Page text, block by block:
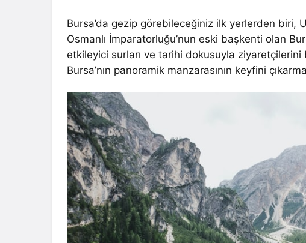
Bursa’da gezip görebileceğiniz ilk yerlerden biri,
Osmanlı İmparatorluğu’nun eski başkenti olan
etkileyici surları ve tarihi dokusuyla ziyaretçilerini
Bursa’nın panoramik manzarasının keyfini